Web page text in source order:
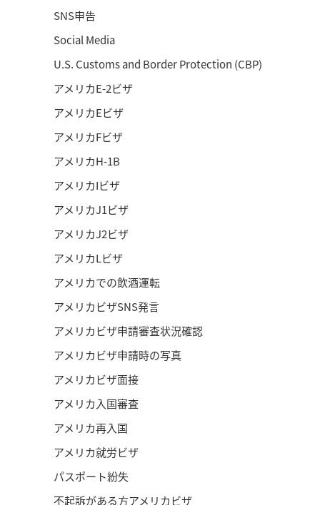
SNS申告
Social Media
U.S. Customs and Border Protection (CBP)
アメリカE-2ビザ
アメリカEビザ
アメリカFビザ
アメリカH-1B
アメリカIビザ
アメリカJ1ビザ
アメリカJ2ビザ
アメリカLビザ
アメリカでの飲酒運転
アメリカビザSNS発言
アメリカビザ申請審査状況確認
アメリカビザ申請時の写真
アメリカビザ面接
アメリカ入国審査
アメリカ再入国
アメリカ就労ビザ
パスポート紛失
不起訴がある方アメリカビザ